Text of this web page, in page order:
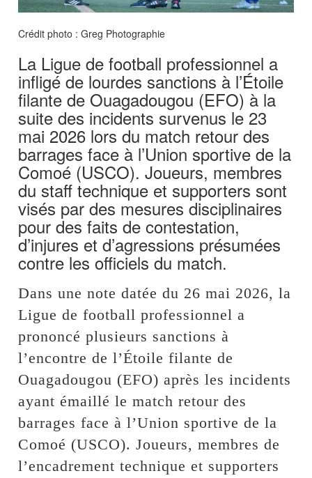
Crédit photo : Greg Photographie
La Ligue de football professionnel a
infligé de lourdes sanctions à l’Étoile
filante de Ouagadougou (EFO) à la
suite des incidents survenus le 23
mai 2026 lors du match retour des
barrages face à l’Union sportive de la
Comoé (USCO). Joueurs, membres
du staff technique et supporters sont
visés par des mesures disciplinaires
pour des faits de contestation,
d’injures et d’agressions présumées
contre les officiels du match.
Dans une note datée du 26 mai 2026, la
Ligue de football professionnel a
prononcé plusieurs sanctions à
l’encontre de l’Étoile filante de
Ouagadougou (EFO) après les incidents
ayant émaillé le match retour des
barrages face à l’Union sportive de la
Comoé (USCO). Joueurs, membres de
l’encadrement technique et supporters